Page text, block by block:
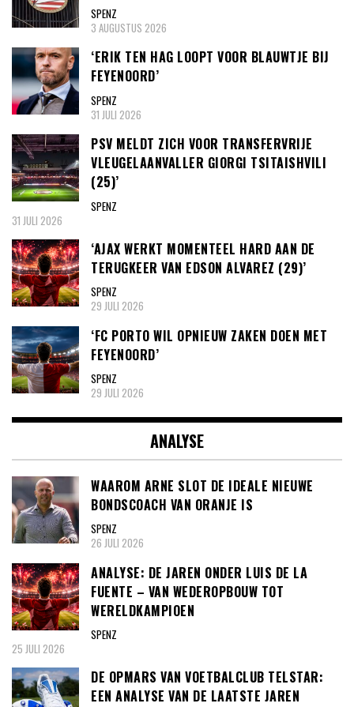
SPENZ
3 AUGUSTUS 2026
‘ERIK TEN HAG LOOPT VOOR BLAUWTJE BIJ
FEYENOORD’
SPENZ
31 JULI 2026
PSV MELDT ZICH VOOR TRANSFERVRIJE
VLEUGELAANVALLER GIORGI TSITAISHVILI
(25)’
SPENZ
31 JULI 2026
‘AJAX WERKT MOMENTEEL HARD AAN DE
TERUGKEER VAN EDSON ALVAREZ (29)’
SPENZ
29 JULI 2026
‘FC PORTO WIL OPNIEUW ZAKEN DOEN MET
FEYENOORD’
SPENZ
29 JULI 2026
ANALYSE
WAAROM ARNE SLOT DE IDEALE NIEUWE
BONDSCOACH VAN ORANJE IS
SPENZ
26 JULI 2026
ANALYSE: DE JAREN ONDER LUIS DE LA
FUENTE – VAN WEDEROPBOUW TOT
WERELDKAMPIOEN
SPENZ
25 JULI 2026
DE OPMARS VAN VOETBALCLUB TELSTAR:
EEN ANALYSE VAN DE LAATSTE JAREN